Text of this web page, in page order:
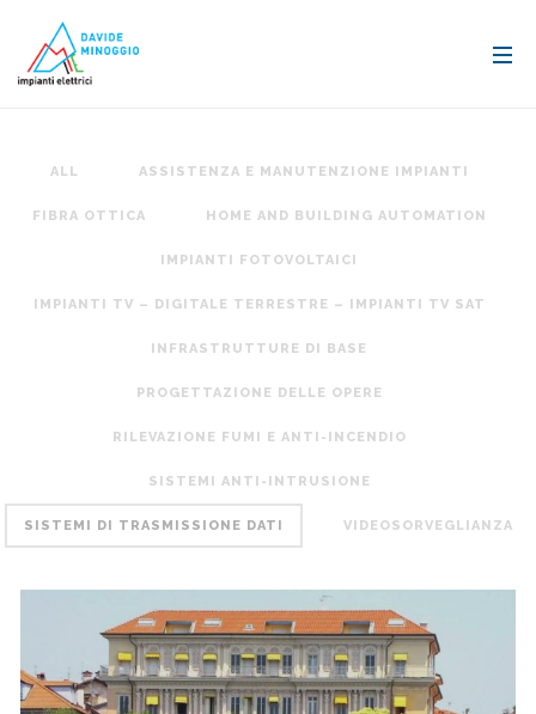
ALL ASSISTENZA E MANUTENZIONE IMPIANTI
FIBRA OTTICA HOME AND BUILDING AUTOMATION
IMPIANTI FOTOVOLTAICI
IMPIANTI TV – DIGITALE TERRESTRE – IMPIANTI TV SAT
INFRASTRUTTURE DI BASE
PROGETTAZIONE DELLE OPERE
RILEVAZIONE FUMI E ANTI-INCENDIO
SISTEMI ANTI-INTRUSIONE
SISTEMI DI TRASMISSIONE DATI VIDEOSORVEGLIANZA